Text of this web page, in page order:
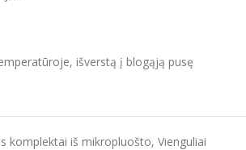
išverstą į blogąją pusę
komplektai iš mikropluošto, Vienguliai